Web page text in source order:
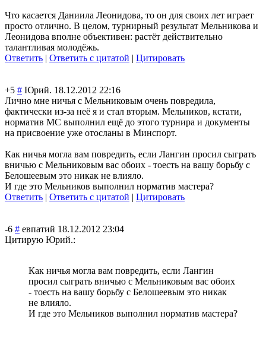
Что касается Даниила Леонидова, то он для своих лет играет
просто отлично. В целом, турнирный результат Мельникова и
Леонидова вполне объективен: растёт действительно
талантливая молодёжь.
Ответить | Ответить с цитатой | Цитировать
+5 # Юрий. 18.12.2012 22:16
Лично мне ничья с Мельниковым очень повредила,
фактически из-за неё я и стал вторым. Мельников, кстати,
норматив МС выполнил ещё до этого турнира и документы
на присвоение уже отосланы в Минспорт.
Как ничья могла вам повредить, если Лангин просил сыграть
вничью с Мельниковым вас обоих - тоесть на вашу борьбу с
Белошеевым это никак не влияло.
И где это Мельников выполнил норматив мастера?
Ответить | Ответить с цитатой | Цитировать
-6 # евпатий 18.12.2012 23:04
Цитирую Юрий.:
Как ничья могла вам повредить, если Лангин
просил сыграть вничью с Мельниковым вас обоих
- тоесть на вашу борьбу с Белошеевым это никак
не влияло.
И где это Мельников выполнил норматив мастера?